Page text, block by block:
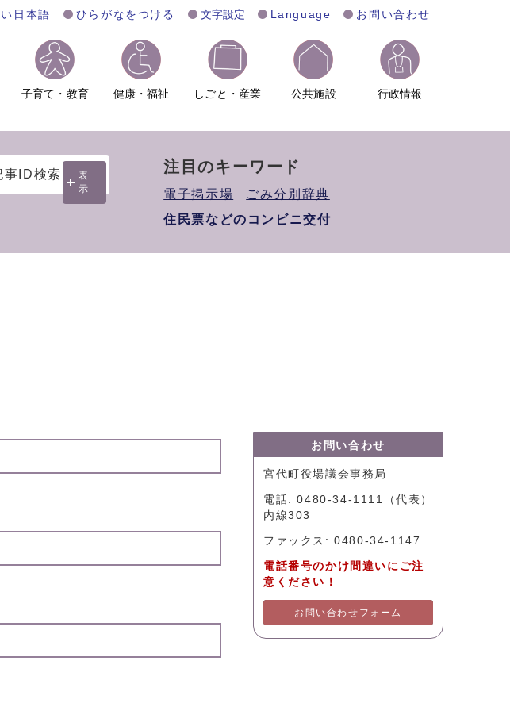
日本語 ひらがなをつける 文字設定 Language お問い合わせ
子育て・教育 健康・福祉 しごと・産業 公共施設 行政情報
事ID検索
表
示
注目のキーワード
電子掲示場
ごみ分別辞典
住民票などのコンビニ交付
お問い合わせ
宮代町役場議会事務局
電話: 0480-34-1111（代表）
内線303
ファックス: 0480-34-1147
電話番号のかけ間違いにご注
意ください！
お問い合わせフォーム